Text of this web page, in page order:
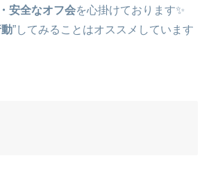
安全なオフ会を心掛けております✨
”してみることはオススメしています
🧸